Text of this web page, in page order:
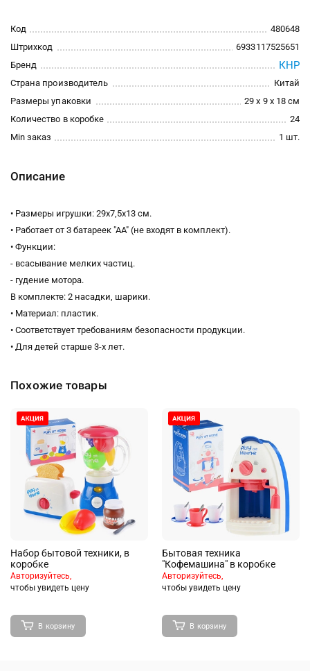
Код
480648
Штрихкод
6933117525651
Бренд
КНР
Страна производитель
Китай
Размеры упаковки
29 x 9 x 18 см
Количество в коробке
24
Min заказ
1 шт.
Описание
• Размеры игрушки: 29х7,5х13 см.
• Работает от 3 батареек "АА" (не входят в комплект).
• Функции:
- всасывание мелких частиц.
- гудение мотора.
В комплекте: 2 насадки, шарики.
• Материал: пластик.
• Соответствует требованиям безопасности продукции.
• Для детей старше 3-х лет.
Похожие товары
Набор бытовой техники, в
коробке
Авторизуйтесь,
чтобы увидеть цену
В корзину
Бытовая техника
"Кофемашина" в коробке
Авторизуйтесь,
чтобы увидеть цену
В корзину